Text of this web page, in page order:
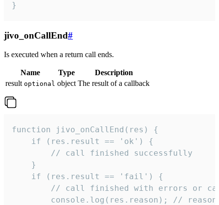
}
jivo_onCallEnd#
Is executed when a return call ends.
Name Type
Description
result optional object The result of a callback
function jivo_onCallEnd(res) {
    if (res.result == 'ok') {
        // call finished successfully
    }
    if (res.result == 'fail') {
// call finished with errors or
console.log(res.reason); //